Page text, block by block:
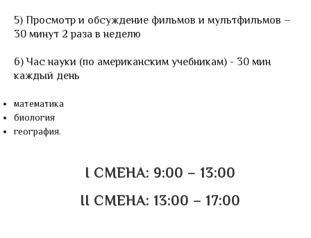
ОТЗЫВЫ
Отзывы родителей
Грамоты и награды
READ AND MAKE
5) Просмотр и обсуждение фильмов и мультфильмов –
30 минут 2 раза в неделю
6) Час науки (по американским учебникам) - 30 мин
каждый день
математика
биология
география.
I СМЕНА: 9:00 – 13:00
II СМЕНА: 13:00 – 17:00